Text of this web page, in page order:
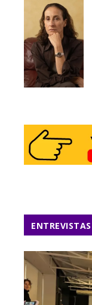
ENTREVISTAS